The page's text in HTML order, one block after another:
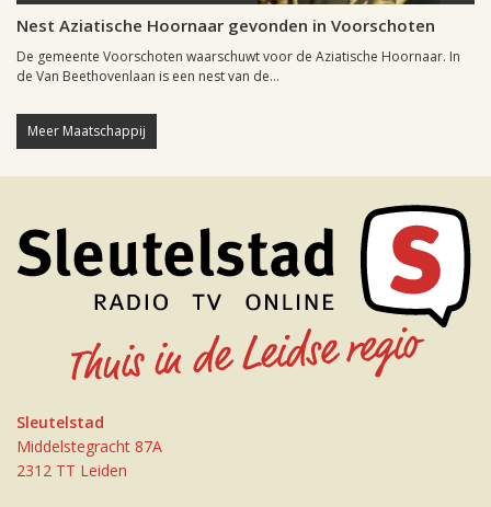
Nest Aziatische Hoornaar gevonden in Voorschoten
De gemeente Voorschoten waarschuwt voor de Aziatische Hoornaar. In
de Van Beethovenlaan is een nest van de...
Meer Maatschappij
Sleutelstad
Middelstegracht 87A
2312 TT Leiden